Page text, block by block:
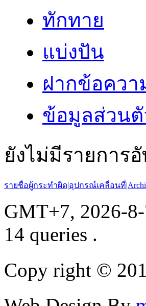
ทักทาย
แบ่งปัน
ฝากข้อควา
ข้อมูลส่วนตั
ยังไม่มีรายการ
รายชื่อผู้กระทำผิด|อุปกรณ์เคลื่อนที่|
GMT+7, 2026-
14 queries .
Copy right ©